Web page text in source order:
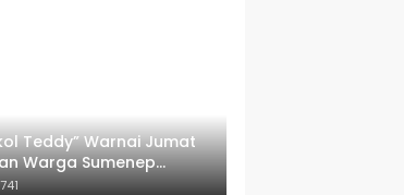
Teddy” Warnai Jumat
Warga Sumenep